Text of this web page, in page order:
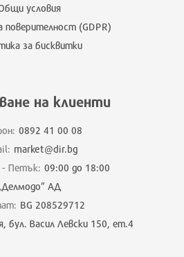
условия
поверителност (GDPR)
за бисквитки
на клиенти
0892 41 00 08
market@dir.bg
- Петък: 09:00 до 18:00
АД
BG 208529712
бул. Васил Левски 150, ет.4